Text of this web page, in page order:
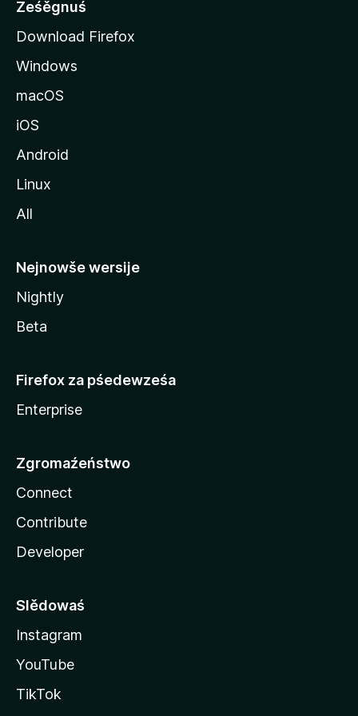
i
l
Ześěgnuś
Download Firefox
Windows
macOS
iOS
Android
Linux
All
Nejnowše wersije
Nightly
Beta
Firefox za pśedewześa
Enterprise
Zgromaźeństwo
Connect
Contribute
Developer
Slědowaś
Instagram
YouTube
TikTok